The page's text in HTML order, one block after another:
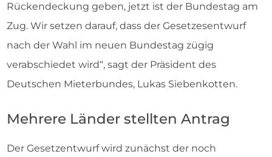
Rückendeckung geben, jetzt ist der Bundestag am
Zug. Wir setzen darauf, dass der Gesetzesentwurf
nach der Wahl im neuen Bundestag zügig
verabschiedet wird“, sagt der Präsident des
Deutschen Mieterbundes, Lukas Siebenkotten.
Mehrere Länder stellten Antrag
Der Gesetzentwurf wird zunächst der noch